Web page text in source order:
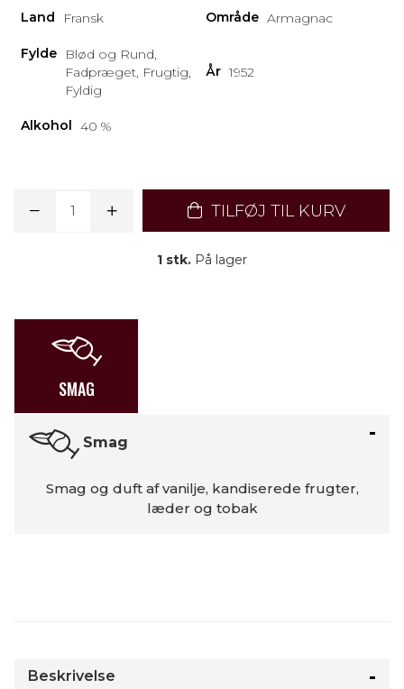
Land Fransk Område Armagnac
Fylde
Blød og Rund,
Fadpræget, Frugtig,
Fyldig
År 1952
Alkohol 40 %
TILFØJ TIL KURV
1 stk. På lager
SMAG
Smag
Smag og duft af vanilje, kandiserede frugter,
læder og tobak
Beskrivelse